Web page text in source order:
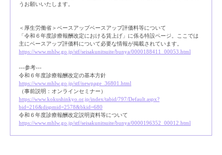
うお願いいたします。
＜厚生労働省＞ベースアップベースアップ評価料等について
「令和６年度診療報酬改定における賃上げ」に係る特設ページ。ここでは
主にベースアップ評価料について必要な情報が掲載されています。
https://www.mhlw.go.jp/stf/seisakunitsuite/bunya/0000188411_00053.html
---参考---
令和６年度診療報酬改定の基本方針
https://www.mhlw.go.jp/stf/newpage_36801.html
（事前説明：オンラインセミナー）
https://www.kokushinkyo.or.jp/index/tabid/797/Default.aspx?
bid=216&dispmid=2578&bkid=680
令和６年度診療報酬改定説明資料等について
https://www.mhlw.go.jp/stf/seisakunitsuite/bunya/0000196352_00012.html